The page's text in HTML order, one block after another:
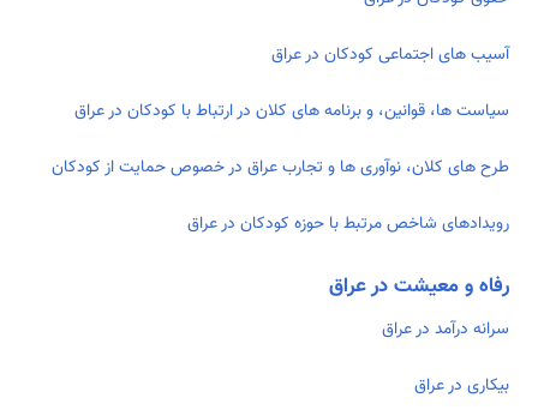
آسیب های اجتماعی کودکان در عراق
سیاست ها، قوانین، و برنامه های کلان در ارتباط با کودکان در عراق
طرح های کلان، نوآوری ها و تجارب عراق در خصوص حمایت از کودکان
رویدادهای شاخص مرتبط با حوزه کودکان در عراق
رفاه و معیشت در عراق
سرانه درآمد در عراق
بیکاری در عراق